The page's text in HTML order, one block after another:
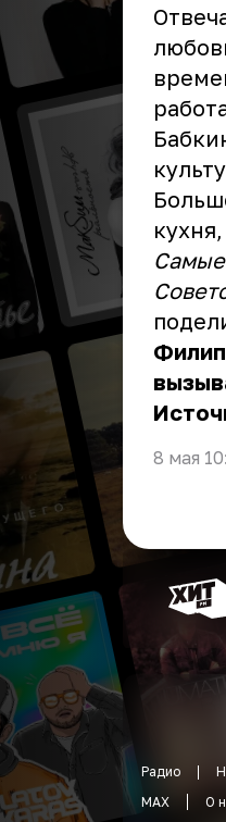
Самые
8 мая
Радио
MAX
О